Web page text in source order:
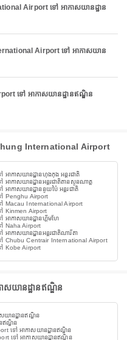
Airport ទៅ អាកាសយានដ្ឋាន
Airport ទៅ អាកាសយាន
ទៅ អាកាសយានដ្ឋានឥណ្ឌិន
International Airport
ាកាសយានដ្ឋានហុងកុង អន្តរជាតិ
កាសយានដ្ឋានអន្តរជាតិតានសូនណាត្ត
កាសយានដ្ឋាននូយប៉ៃ អន្តរជាតិ
Penghu Airport
Macau International Airport
Kinmen Airport
ាកាសយានដ្ឋានហ្គីមហែ
Naha Airport
កាសយានដ្ឋានអន្តរជាតិណារីតា
Chubu Centrair International Airport
Kobe Airport
សយានដ្ឋានឥណ្ឌិន
យានដ្ឋានឥណ្ឌិន
ឥណ្ឌិន
ទៅ អាកាសយានដ្ឋានឥណ្ឌិន
ទៅ អាកាសយានដ្ឋានឥណ្ឌិន